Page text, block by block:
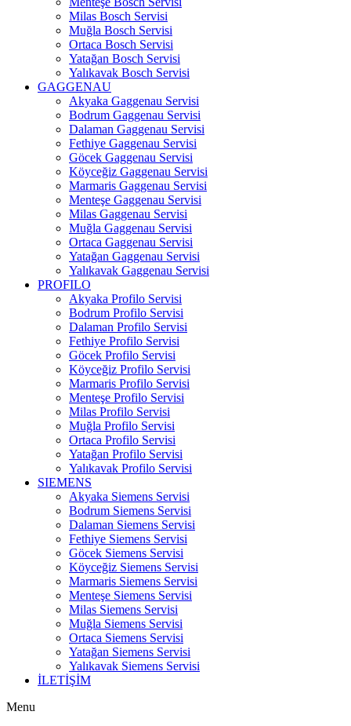
Milas Bosch Servisi
Muğla Bosch Servisi
Ortaca Bosch Servisi
Yatağan Bosch Servisi
Yalıkavak Bosch Servisi
GAGGENAU
Akyaka Gaggenau Servisi
Bodrum Gaggenau Servisi
Dalaman Gaggenau Servisi
Fethiye Gaggenau Servisi
Göcek Gaggenau Servisi
Köyceğiz Gaggenau Servisi
Marmaris Gaggenau Servisi
Menteşe Gaggenau Servisi
Milas Gaggenau Servisi
Muğla Gaggenau Servisi
Ortaca Gaggenau Servisi
Yatağan Gaggenau Servisi
Yalıkavak Gaggenau Servisi
PROFILO
Akyaka Profilo Servisi
Bodrum Profilo Servisi
Dalaman Profilo Servisi
Fethiye Profilo Servisi
Göcek Profilo Servisi
Köyceğiz Profilo Servisi
Marmaris Profilo Servisi
Menteşe Profilo Servisi
Milas Profilo Servisi
Muğla Profilo Servisi
Ortaca Profilo Servisi
Yatağan Profilo Servisi
Yalıkavak Profilo Servisi
SIEMENS
Akyaka Siemens Servisi
Bodrum Siemens Servisi
Dalaman Siemens Servisi
Fethiye Siemens Servisi
Göcek Siemens Servisi
Köyceğiz Siemens Servisi
Marmaris Siemens Servisi
Menteşe Siemens Servisi
Milas Siemens Servisi
Muğla Siemens Servisi
Ortaca Siemens Servisi
Yatağan Siemens Servisi
Yalıkavak Siemens Servisi
İLETİŞİM
Menu